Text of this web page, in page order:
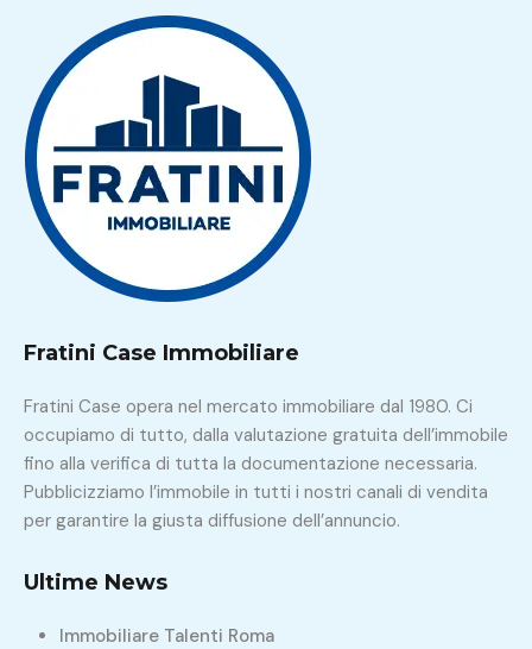
Fratini Case Immobiliare
Fratini Case opera nel mercato immobiliare dal 1980. Ci
occupiamo di tutto, dalla valutazione gratuita dell’immobile
fino alla verifica di tutta la documentazione necessaria.
Pubblicizziamo l’immobile in tutti i nostri canali di vendita
per garantire la giusta diffusione dell’annuncio.
Ultime News
Immobiliare Talenti Roma